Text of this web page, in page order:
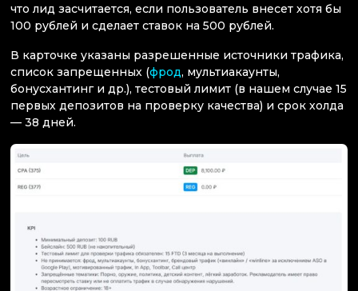
что лид засчитается, если пользователь внесет хотя бы
100 рублей и сделает ставок на 500 рублей.
В карточке указаны разрешенные источники трафика,
список запрещенных (фрод, мультиакаунты,
бонусхантинг и др.), тестовый лимит (в нашем случае 15
первых депозитов на проверку качества) и срок холда
— 38 дней.